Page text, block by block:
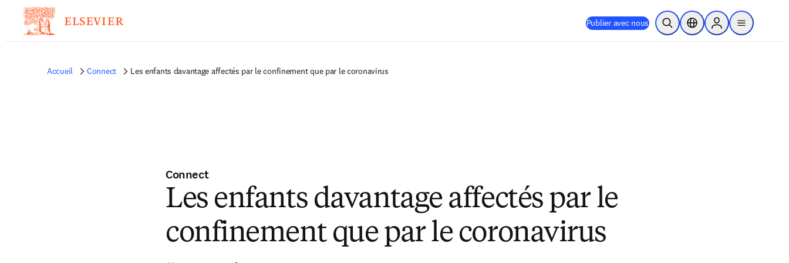
Publier avec nous Ouvrir la recherche
Sélecteur de localisation
Sign in to products
menu
Accueil Connect Les enfants davantage affectés par le confinement que par le coronavirus
Connect
Les enfants davantage affectés par le
confinement que par le coronavirus